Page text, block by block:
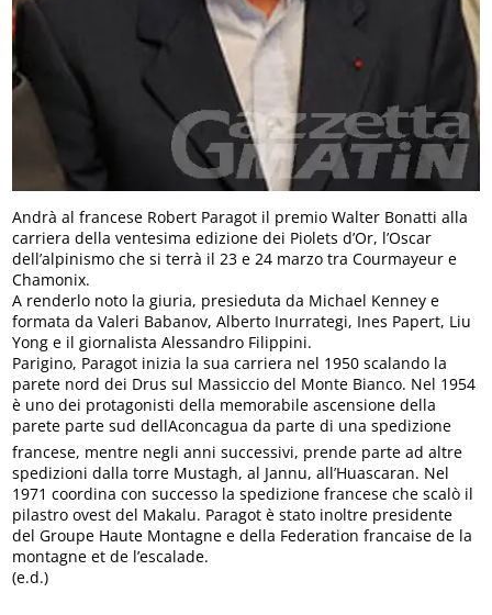
Andrà al francese Robert Paragot il premio Walter Bonatti alla
carriera della ventesima edizione dei Piolets d’Or, l’Oscar
dell’alpinismo che si terrà il 23 e 24 marzo tra Courmayeur e
Chamonix.
A renderlo noto la giuria, presieduta da Michael Kenney e
formata da Valeri Babanov, Alberto Inurrategi, Ines Papert, Liu
Yong e il giornalista Alessandro Filippini.
Parigino, Paragot inizia la sua carriera nel 1950 scalando la
parete nord dei Drus sul Massiccio del Monte Bianco. Nel 1954
è uno dei protagonisti della memorabile ascensione della
parete parte sud dellAconcagua da parte di una spedizione
francese, mentre negli anni successivi, prende parte ad altre
spedizioni dalla torre Mustagh, al Jannu, all’Huascaran. Nel
1971 coordina con successo la spedizione francese che scalò il
pilastro ovest del Makalu. Paragot è stato inoltre presidente
del Groupe Haute Montagne e della Federation francaise de la
montagne et de l’escalade.
(e.d.)